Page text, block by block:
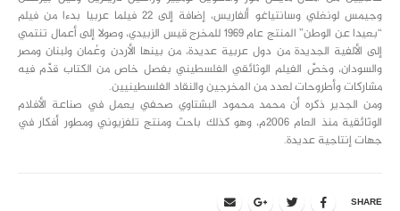
وجيمس لونغلي وسانتياغو ألفاريس، إضافة إلى 22 فيلما عربيا بدءا من فيلم
“بعيدا عن الوطن” المنتج عام 1969 للمخرج قيس الزبيدي، وصولا إلى أعمال تنتمي
إلى الألفية الجديدة من دول عربية عديدة، من بينها الأردن وعُمان ولبنان ومصر
والسودان، وخصَّ الفيلم الوثائقي الفلسطيني بفصل خاص من الكتاب قدَّم فيه
مشاركات وأطروحات لعدد من المخرجين والنقاد الفلسطينيين.
ومن الجدير ذكره أن محمد محمود البشتاوي صحفي يعمل في صناعة الأفلام
الوثائقية منذ العام 2006م، وهو كذلك باحث ومنتج تلفزيوني ومطور أفكار في
جهات إنتاجية عديدة.
SHARE